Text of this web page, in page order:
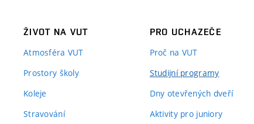
ŽIVOT NA VUT
Atmosféra VUT
Prostory školy
Koleje
Stravování
PRO UCHAZEČE
Proč na VUT
Studijní programy
Dny otevřených dveří
Aktivity pro juniory